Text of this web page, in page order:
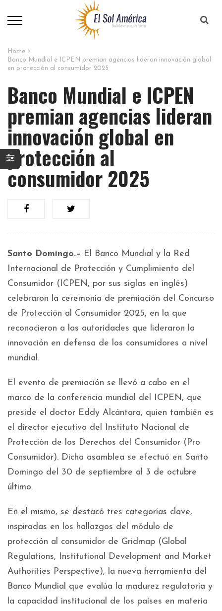
Home
Banco Mundial e ICPEN premian agencias lideran innovación global
en protección al consumidor 2025
Banco Mundial e ICPEN
premian agencias lideran
innovación global en
protección al
consumidor 2025
Santo Domingo.– El Banco Mundial y la Red
Internacional de Protección y Cumplimiento del
Consumidor (ICPEN, por sus siglas en inglés)
celebraron la ceremonia de premiación del Concurso
de Protección al Consumidor 2025, en la que
reconocieron a las autoridades que lideraron la
innovación en defensa de los consumidores a nivel
mundial.
El evento de premiación se llevó a cabo en el
marco de la conferencia mundial del ICPEN, que
preside el doctor Eddy Alcántara, quien también es
el director ejecutivo del Instituto Nacional de
Protección de los Derechos del Consumidor (Pro
Consumidor). Dicha asamblea se efectuó en Santo
Domingo del 30 de septiembre al 3 de octubre
último.
En el mismo, se destacó tres categorías clave,
inspiradas en los hallazgos del módulo de
protección al consumidor de Gridmap (Global
Regulations, Institutional Development and Market
Authorities Perspective), la nueva herramienta del
Banco Mundial que evalúa la madurez regulatoria y
la capacidad institucional de los países en materia